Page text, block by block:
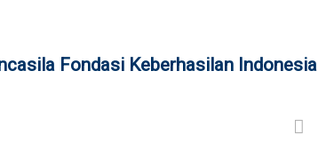
Fondasi Keberhasilan Indonesia